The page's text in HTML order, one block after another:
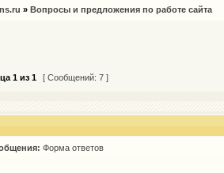
»Вопросы и предложения по работе сайта
1 из1 [ Сообщений: 7 ]
Форма ответов